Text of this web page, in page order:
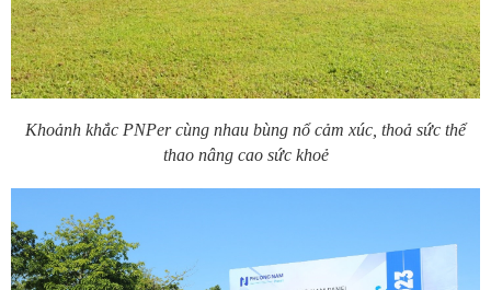
Khoảnh khắc PNPer cùng nhau bùng nổ cảm xúc, thoả sức thể
thao nâng cao sức khoẻ